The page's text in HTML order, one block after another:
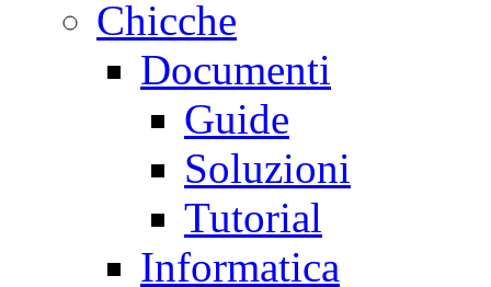
Chicche
Documenti
Guide
Soluzioni
Tutorial
Informatica